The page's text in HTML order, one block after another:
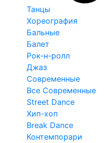
Танцы
Хореография
Бальные
Балет
Рок-н-ролл
Джаз
Современные
Все Современные
Street Dance
Хип-хоп
Break Dance
Контемпорари